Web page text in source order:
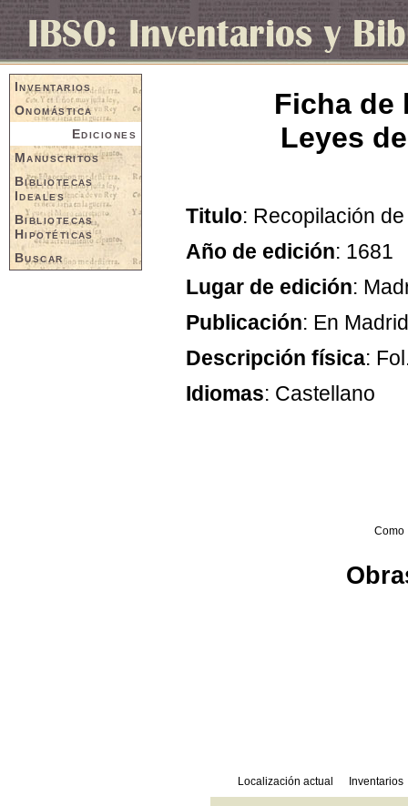
Inventarios
Onomástica
Ediciones
Manuscritos
Bibliotecas
Ideales
Bibliotecas
Hipotéticas
Buscar
Ficha de
Leyes
Titulo: Recopilación
Año de edición: 1681
Lugar de edición:
Publicación: En
Descripción física:
Idiomas: Castellano
Como
Localización actual Inventarios